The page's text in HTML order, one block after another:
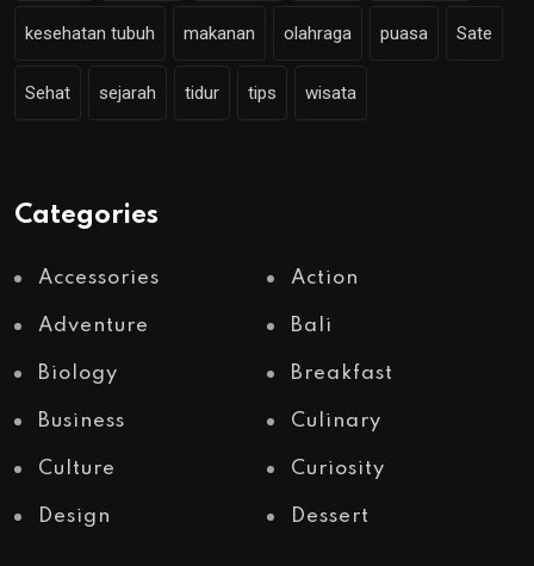
kesehatan tubuh makanan olahraga puasa Sate
Sehat sejarah tidur tips wisata
Categories
Accessories Action
Adventure Bali
Biology Breakfast
Business Culinary
Culture Curiosity
Design Dessert